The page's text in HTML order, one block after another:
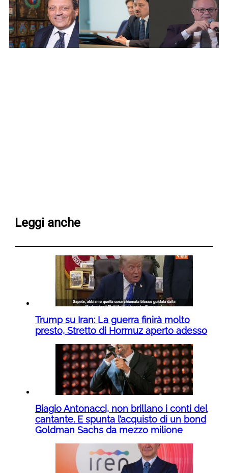
Leggi anche
Trump su Iran: La guerra finirà molto
presto, Stretto di Hormuz aperto adesso
Biagio Antonacci, non brillano i conti del
cantante. E spunta l’acquisto di un bond
Goldman Sachs da mezzo milione